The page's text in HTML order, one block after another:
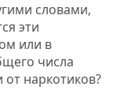
словами,
эти
или в
числа
наркотиков?